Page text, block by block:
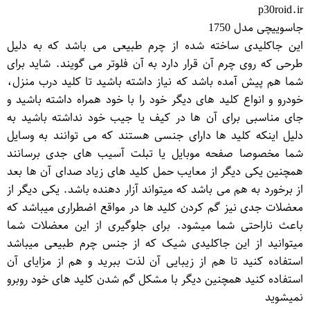
p30roid.ir
جاسوییچی مدل 1750
این جاکلیدی ساخته شده از چرم طبیعی می باشد که به دلیل
طرحی که روی چرم آن قرار دارد به آن فلوتر می گویند. شاید برای
شما هم پیش آمده باشد که نیاز داشته باشید تا کلید درب منزل،
خودرو و انواع کلید های دیگر خود را با خود همراه داشته باشید و
جای مناسبی برای آن ها در کیف یا جیب خود نداشته باشید به
دلیل اینکه کلید ها دارای جنسی هستند که می توانند به وسایل
شما مخصوصا صفحه موبایل یا تبلت آسیب های جدی برسانند
همچنین یکی دیگر از معایب حمل کلید های زیاد صدای آن ها بعد
از برخورد به هم می باشد که میتواند آزار دهنده باشد. یکی دیگر از
معضلات جدی نیز گم کردن کلید ها در مواقع اضطراری میباشد که
باعث ناراحتی شما میشود. برای جلوگیری از این معضلات شما
میتوانید از این جاکلیدی شیک که از جنس چرم طبیعی میباشد
استفاده کنید تا هم از زیبایی آن لذت ببرید و هم از مزایای آن
استفاده کنید همچنین دیگر با مشکل گم شدن کلید های خود روبرو
نمیشوید